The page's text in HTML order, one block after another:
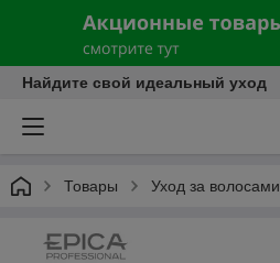
Найдите свой идеальный уход
Товары Уход за волосами